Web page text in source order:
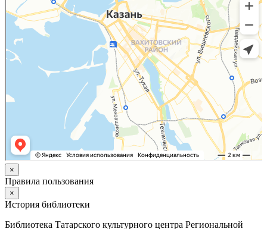
×
Правила пользования
×
История библиотеки
Библиотека Татарского культурного центра Региональной